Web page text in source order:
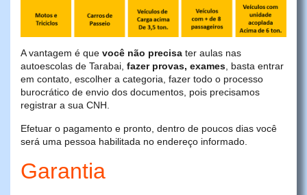
A vantagem é que você não precisa ter aulas nas
autoescolas de Tarabai, fazer provas, exames, basta entrar
em contato, escolher a categoria, fazer todo o processo
burocrático de envio dos documentos, pois precisamos
registrar a sua CNH.
Efetuar o pagamento e pronto, dentro de poucos dias você
será uma pessoa habilitada no endereço informado.
Garantia